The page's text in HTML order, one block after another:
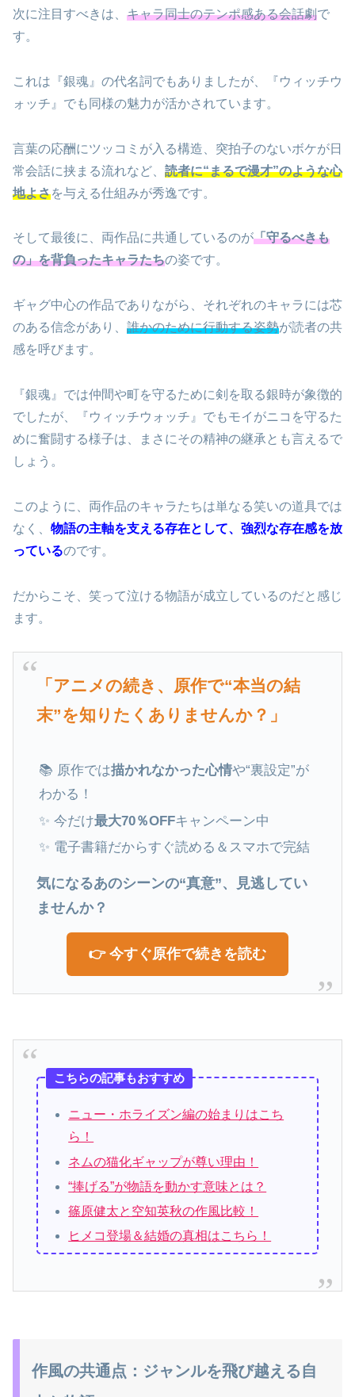
次に注目すべきは、 キャラ同士のテンポ感ある会話劇で
す。
これは『銀魂』の代名詞でもありましたが、『ウィッチウ
ォッチ』でも同様の魅力が活かされています。
言葉の応酬にツッコミが入る構造、突拍子のないボケが日
常会話に挟まる流れなど、 読者に“まるで漫才”のような心
地よさを与える仕組みが秀逸です。
そして最後に、両作品に共通しているのが「守るべきも
の」を背負ったキャラたちの姿です。
ギャグ中心の作品でありながら、それぞれのキャラには芯
のある信念があり、 誰かのために行動する姿勢が読者の共
感を呼びます。
『銀魂』では仲間や町を守るために剣を取る銀時が象徴的
でしたが、『ウィッチウォッチ』でもモイがニコを守るた
めに奮闘する様子は、まさにその精神の継承とも言えるで
しょう。
このように、両作品のキャラたちは単なる笑いの道具では
なく、 物語の主軸を支える存在として、強烈な存在感を放
っているのです。
だからこそ、笑って泣ける物語が成立しているのだと感じ
ます。
「アニメの続き、原作で“本当の結
末”を知りたくありませんか？」
📚 原作では描かれなかった心情や“裏設定”が
わかる！
✨ 今だけ最大70％OFFキャンペーン中
✨ 電子書籍だからすぐ読める＆スマホで完結
気になるあのシーンの“真意”、見逃してい
ませんか？
👉 今すぐ原作で続きを読む
こちらの記事もおすすめ
ニュー・ホライズン編の始まりはこち
ら！
ネムの猫化ギャップが尊い理由！
“捧げる”が物語を動かす意味とは？
篠原健太と空知英秋の作風比較！
ヒメコ登場＆結婚の真相はこちら！
作風の共通点：ジャンルを飛び越える自